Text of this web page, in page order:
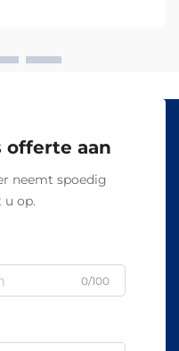
offerte aan
neemt spoedig
op.
0/100